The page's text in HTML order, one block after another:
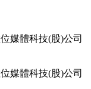
媒體科技(股)公司
媒體科技(股)公司